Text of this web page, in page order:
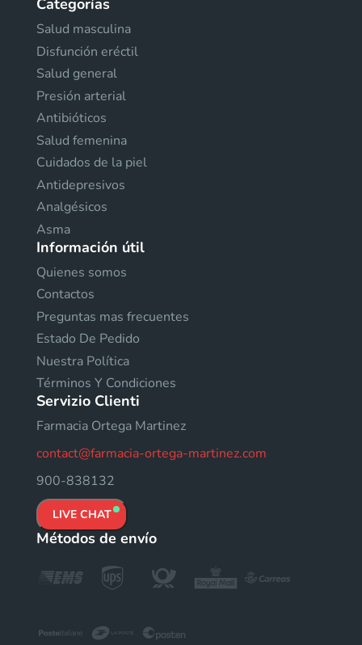
Categorías
Salud masculina
Disfunción eréctil
Salud general
Presión arterial
Antibióticos
Salud femenina
Cuidados de la piel
Antidepresivos
Analgésicos
Asma
Información útil
Quienes somos
Contactos
Preguntas mas frecuentes
Estado De Pedido
Nuestra Política
Términos Y Condiciones
Servizio Clienti
Farmacia Ortega Martinez
contact@farmacia-ortega-martinez.com
900-838132
LIVE CHAT
Métodos de envío